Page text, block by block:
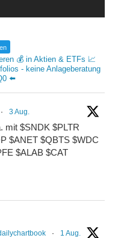
💰 in Aktien & ETFs 📈
- keine Anlageberatung
⬅️
· 3 Aug.
mit $SNDK $PLTR
$ANET $QBTS $WDC
$ALAB $CAT
· 1 Aug.